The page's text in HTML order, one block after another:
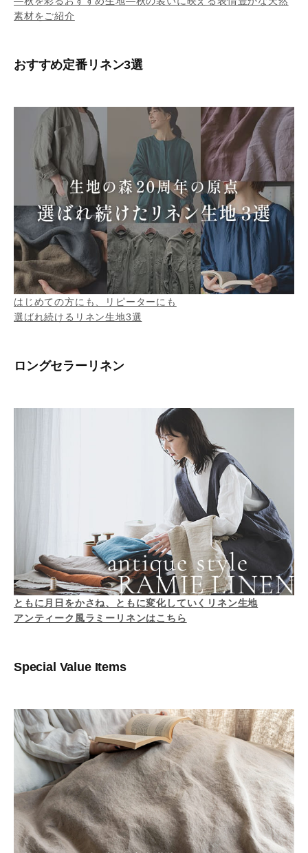
素材をご紹介
おすすめ定番リネン3選
はじめての方にも、リピーターにも
選ばれ続けるリネン生地3選
ロングセラーリネン
ともに月日をかさね、ともに変化していくリネン生地
アンティーク風ラミーリネンはこちら
Special Value Items